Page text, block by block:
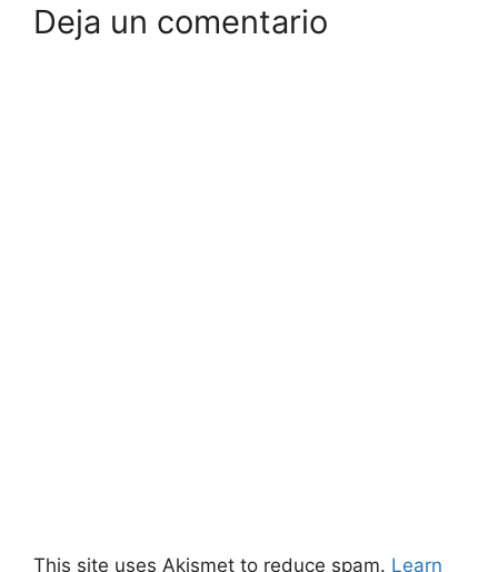
Deja un comentario
This site uses Akismet to reduce spam. Learn